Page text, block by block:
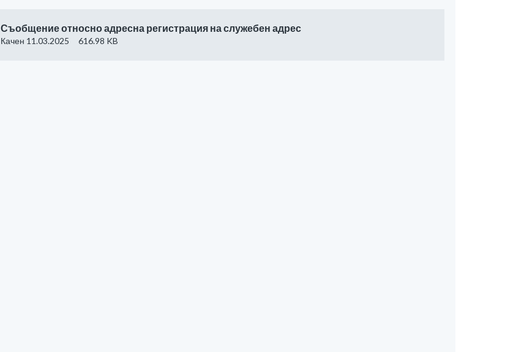
Съобщение относно адресна регистрация на служебен адрес
Качен 11.03.2025 616.98 KB